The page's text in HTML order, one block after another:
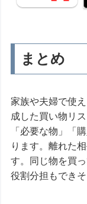
まとめ
家族や夫婦で使
成した買い物リ
「必要な物」「
ります。離れた
す。同じ物を買
役割分担もできそ